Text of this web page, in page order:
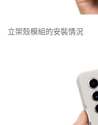
立架殼模組的安裝情況